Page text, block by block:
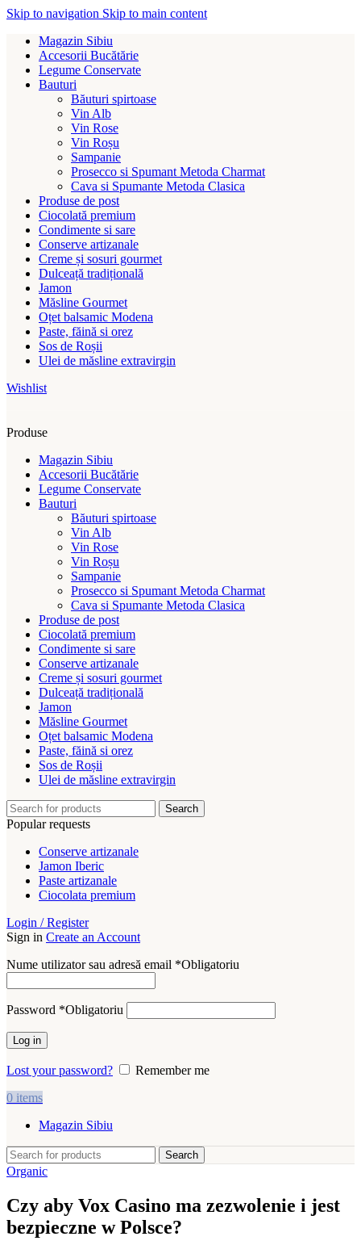
Skip to navigation Skip to main content
Magazin Sibiu
Accesorii Bucătărie
Legume Conservate
Bauturi
Băuturi spirtoase
Vin Alb
Vin Rose
Vin Roșu
Sampanie
Prosecco si Spumant Metoda Charmat
Cava si Spumante Metoda Clasica
Produse de post
Ciocolată premium
Condimente si sare
Conserve artizanale
Creme și sosuri gourmet
Dulceață tradițională
Jamon
Măsline Gourmet
Oțet balsamic Modena
Paste, făină si orez
Sos de Roșii
Ulei de măsline extravirgin
Wishlist
Produse
Magazin Sibiu
Accesorii Bucătărie
Legume Conservate
Bauturi
Băuturi spirtoase
Vin Alb
Vin Rose
Vin Roșu
Sampanie
Prosecco si Spumant Metoda Charmat
Cava si Spumante Metoda Clasica
Produse de post
Ciocolată premium
Condimente si sare
Conserve artizanale
Creme și sosuri gourmet
Dulceață tradițională
Jamon
Măsline Gourmet
Oțet balsamic Modena
Paste, făină si orez
Sos de Roșii
Ulei de măsline extravirgin
Search
Popular requests
Conserve artizanale
Jamon Iberic
Paste artizanale
Ciocolata premium
Login / Register
Sign in Create an Account
Nume utilizator sau adresă email *Obligatoriu
Password *Obligatoriu
Log in
Lost your password?
Remember me
0 items
Magazin Sibiu
Search
Organic
Czy aby Vox Casino ma zezwolenie i jest
bezpieczne w Polsce?